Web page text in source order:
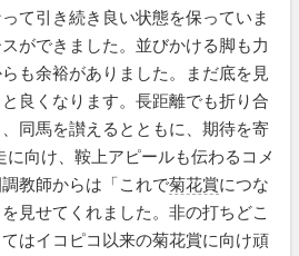
て引き続き良い状態を保っていま
ができました。並びかける脚も力
も余裕がありました。まだ底を見
良くなります。長距離でも折り合
同馬を讃えるとともに、期待を寄
向け、鞍上アピールも伝わるコメ
教師からは「これで菊花賞につな
見せてくれました。非の打ちどこ
はイコピコ以来の菊花賞に向け頑